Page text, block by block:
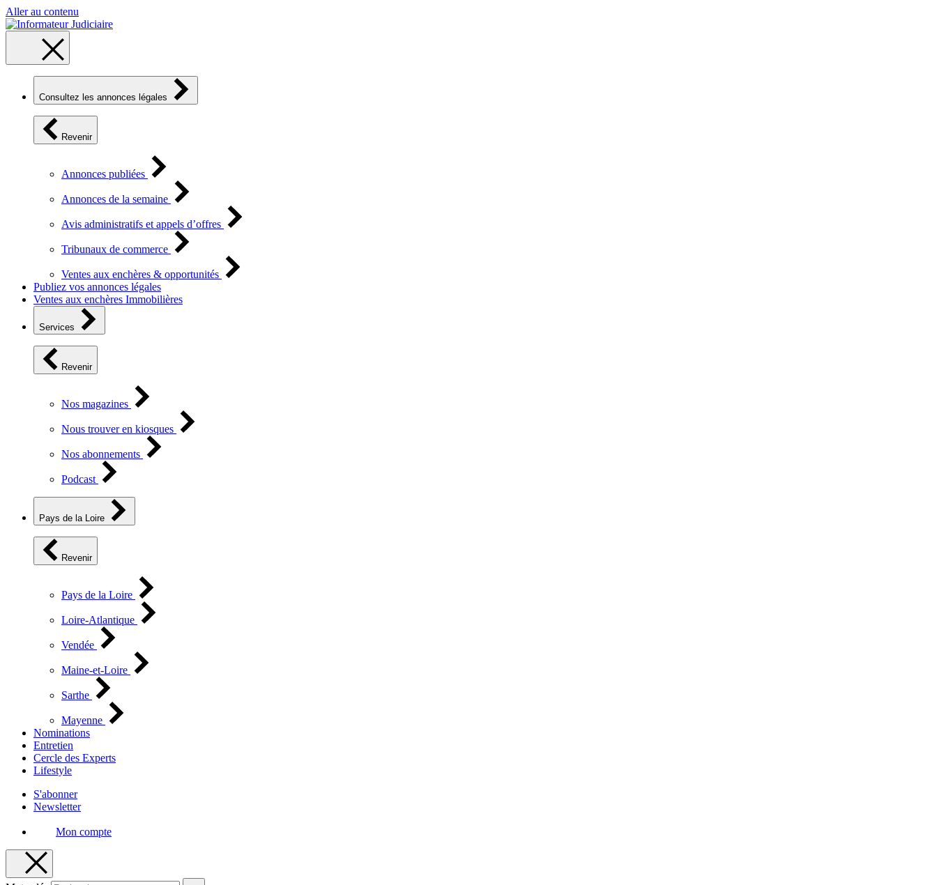
Aller au contenu
Consultez les annonces légales
Revenir
Annonces publiées
Annonces de la semaine
Avis administratifs et appels d’offres
Tribunaux de commerce
Ventes aux enchères & opportunités
Publiez vos annonces légales
Ventes aux enchères Immobilières
Services
Revenir
Nos magazines
Nous trouver en kiosques
Nos abonnements
Podcast
Pays de la Loire
Revenir
Pays de la Loire
Loire-Atlantique
Vendée
Maine-et-Loire
Sarthe
Mayenne
Nominations
Entretien
Cercle des Experts
Lifestyle
S'abonner
Newsletter
Mon compte